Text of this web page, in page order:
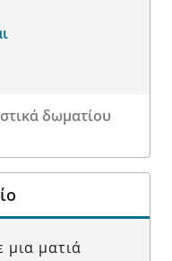
δωματίου
μια ματιά